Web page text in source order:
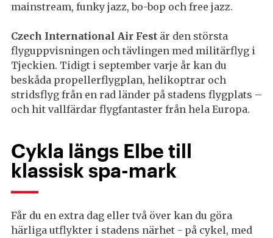
mainstream, funky jazz, bo-bop och free jazz.
Czech International Air Fest är den största
flyguppvisningen och tävlingen med militärflyg i
Tjeckien. Tidigt i september varje år kan du
beskåda propellerflygplan, helikoptrar och
stridsflyg från en rad länder på stadens flygplats –
och hit vallfärdar flygfantaster från hela Europa.
Cykla längs Elbe till
klassisk spa-mark
Får du en extra dag eller två över kan du göra
härliga utflykter i stadens närhet - på cykel, med